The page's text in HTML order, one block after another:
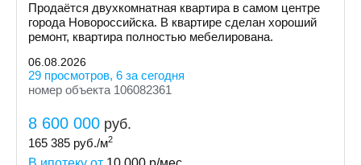
Продаётся двухкомнатная квартира в самом центре
города Новороссийска. В квартире сделан хороший
ремонт, квартира полностью мебелирована.
06.08.2026
29 просмотров, 6 за сегодня
номер объекта 106082361
8 600 000 руб.
165 385 руб./м2